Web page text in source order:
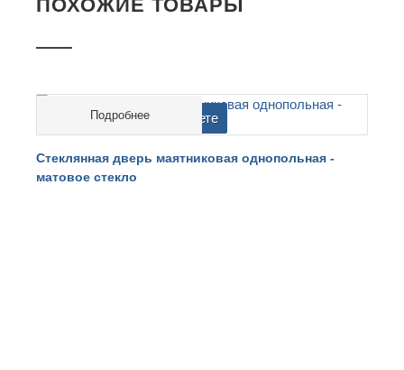
ПОХОЖИЕ ТОВАРЫ
cтоимость на перерасчете
Подробнее
Стеклянная дверь маятниковая однопольная -
матовое стекло